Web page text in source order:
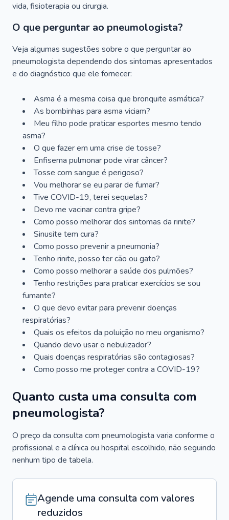
vida, fisioterapia ou cirurgia.
O que perguntar ao pneumologista?
Veja algumas sugestões sobre o que perguntar ao
pneumologista dependendo dos sintomas apresentados
e do diagnóstico que ele fornecer:
Asma é a mesma coisa que bronquite asmática?
As bombinhas para asma viciam?
Meu filho pode praticar esportes mesmo tendo
asma?
O que fazer em uma crise de tosse?
Enfisema pulmonar pode virar câncer?
Tosse com sangue é perigoso?
Vou melhorar se eu parar de fumar?
Tive COVID-19, terei sequelas?
Devo me vacinar contra gripe?
Como posso melhorar dos sintomas da rinite?
Sinusite tem cura?
Como posso prevenir a pneumonia?
Tenho rinite, posso ter cão ou gato?
Como posso melhorar a saúde dos pulmões?
Tenho restrições para praticar exercícios se sou
fumante?
O que devo evitar para prevenir doenças
respiratórias?
Quais os efeitos da poluição no meu organismo?
Quando devo usar o nebulizador?
Quais doenças respiratórias são contagiosas?
Como posso me proteger contra a COVID-19?
Quanto custa uma consulta com
pneumologista?
O preço da consulta com pneumologista varia conforme o
profissional e a clínica ou hospital escolhido, não seguindo
nenhum tipo de tabela.
Agende uma consulta com valores
reduzidos